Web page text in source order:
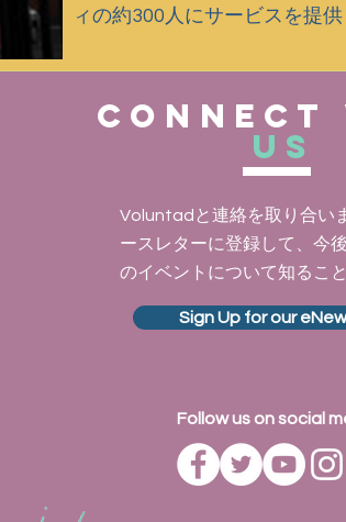
ィの約300人にサービスを提供
Connect
us
Voluntadと連絡を取り合い
ースレターに登録して、今
のイベントについて知るこ
Sign Up for our
Follow us on social